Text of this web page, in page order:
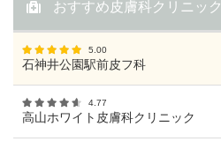
おすすめ皮膚科クリニック
5.00
石神井公園駅前皮フ科
4.77
高山ホワイト皮膚科クリニック